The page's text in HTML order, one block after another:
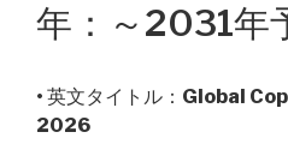
年：～2031年
• 英文タイトル： Global
2026